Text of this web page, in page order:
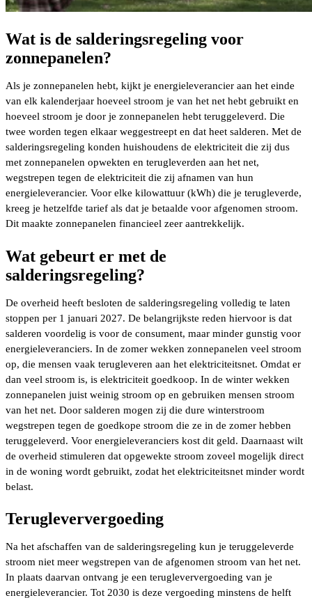
Wat is de salderingsregeling voor
zonnepanelen?
Als je zonnepanelen hebt, kijkt je energieleverancier aan het einde
van elk kalenderjaar hoeveel stroom je van het net hebt gebruikt en
hoeveel stroom je door je zonnepanelen hebt teruggeleverd. Die
twee worden tegen elkaar weggestreept en dat heet salderen. Met de
salderingsregeling konden huishoudens de elektriciteit die zij dus
met zonnepanelen opwekten en terugleverden aan het net,
wegstrepen tegen de elektriciteit die zij afnamen van hun
energieleverancier. Voor elke kilowattuur (kWh) die je terugleverde,
kreeg je hetzelfde tarief als dat je betaalde voor afgenomen stroom.
Dit maakte zonnepanelen financieel zeer aantrekkelijk.
Wat gebeurt er met de
salderingsregeling?
De overheid heeft besloten de salderingsregeling volledig te laten
stoppen per 1 januari 2027. De belangrijkste reden hiervoor is dat
salderen voordelig is voor de consument, maar minder gunstig voor
energieleveranciers. In de zomer wekken zonnepanelen veel stroom
op, die mensen vaak terugleveren aan het elektriciteitsnet. Omdat er
dan veel stroom is, is elektriciteit goedkoop. In de winter wekken
zonnepanelen juist weinig stroom op en gebruiken mensen stroom
van het net. Door salderen mogen zij die dure winterstroom
wegstrepen tegen de goedkope stroom die ze in de zomer hebben
teruggeleverd. Voor energieleveranciers kost dit geld. Daarnaast wilt
de overheid stimuleren dat opgewekte stroom zoveel mogelijk direct
in de woning wordt gebruikt, zodat het elektriciteitsnet minder wordt
belast.
Terugleververgoeding
Na het afschaffen van de salderingsregeling kun je teruggeleverde
stroom niet meer wegstrepen van de afgenomen stroom van het net.
In plaats daarvan ontvang je een terugleververgoeding van je
energieleverancier. Tot 2030 is deze vergoeding minstens de helft